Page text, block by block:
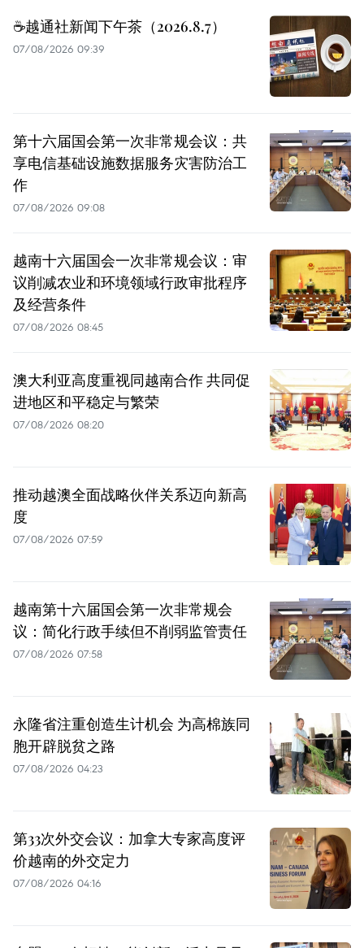
☕️越通社新闻下午茶（2026.8.7）
07/08/2026 09:39
第十六届国会第一次非常规会议：共
享电信基础设施数据服务灾害防治工
作
07/08/2026 09:08
越南十六届国会一次非常规会议：审
议削减农业和环境领域行政审批程序
及经营条件
07/08/2026 08:45
澳大利亚高度重视同越南合作 共同促
进地区和平稳定与繁荣
07/08/2026 08:20
推动越澳全面战略伙伴关系迈向新高
度
07/08/2026 07:59
越南第十六届国会第一次非常规会
议：简化行政手续但不削弱监管责任
07/08/2026 07:58
永隆省注重创造生计机会 为高棉族同
胞开辟脱贫之路
07/08/2026 04:23
第33次外交会议：加拿大专家高度评
价越南的外交定力
07/08/2026 04:16